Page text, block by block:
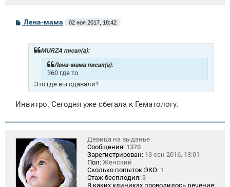
С
Лена-мама 02 ноя 2017, 18:42
MURZA писал(а):
Лена-мама писал(а):
360 где то
Это где вы сдавали?
Инвитро. Сегодня уже сбегала к Гематологу.
Девица на выданье
Сообщения: 1370
Зарегистрирован: 13 сен 2016, 13:01
Пол: Женский
Сколько попыток ЭКО: 1
Стаж бесплодия: 3
В каких клиниках проводилось лечение: